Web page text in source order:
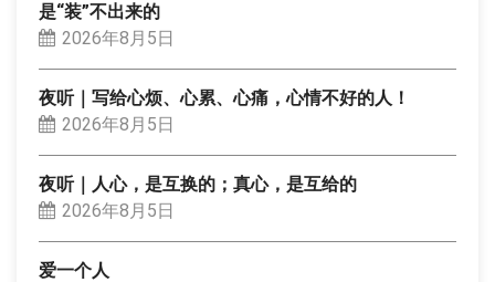
是“装”不出来的
2026年8月5日
夜听｜写给心烦、心累、心痛，心情不好的人！
2026年8月5日
夜听｜人心，是互换的；真心，是互给的
2026年8月5日
爱一个人